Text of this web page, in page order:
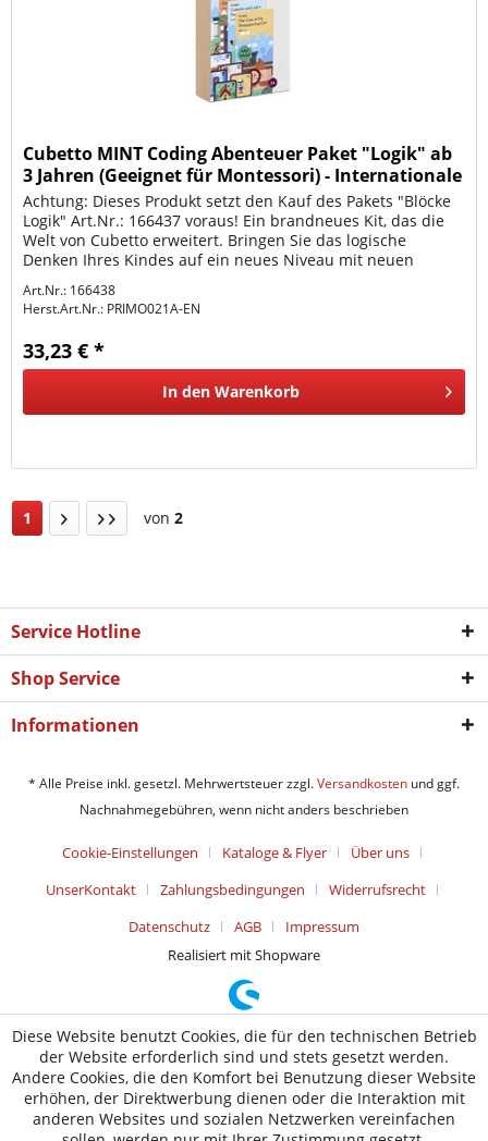
Cubetto MINT Coding Abenteuer Paket "Logik" ab
3 Jahren (Geeignet für Montessori) - Internationale
V
Achtung: Dieses Produkt setzt den Kauf des Pakets "Blöcke
Logik" Art.Nr.: 166437 voraus! Ein brandneues Kit, das die
Welt von Cubetto erweitert. Bringen Sie das logische
Denken Ihres Kindes auf ein neues Niveau mit neuen
Art.Nr.: 166438
Herst.Art.Nr.: PRIMO021A-EN
33,23 € *
In den Warenkorb
1 von 2
Service Hotline
Shop Service
Informationen
* Alle Preise inkl. gesetzl. Mehrwertsteuer zzgl.Versandkosten und ggf.
Nachnahmegebühren, wenn nicht anders beschrieben
Cookie-Einstellungen Kataloge & Flyer
Über uns
UnserKontakt
Zahlungsbedingungen
Widerrufsrecht
Datenschutz
AGB
Impressum
Realisiert mit Shopware
Diese Website benutzt Cookies, die für den technischen Betrieb
der Website erforderlich sind und stets gesetzt werden.
Andere Cookies, die den Komfort bei Benutzung dieser Website
erhöhen, der Direktwerbung dienen oder die Interaktion mit
anderen Websites und sozialen Netzwerken vereinfachen